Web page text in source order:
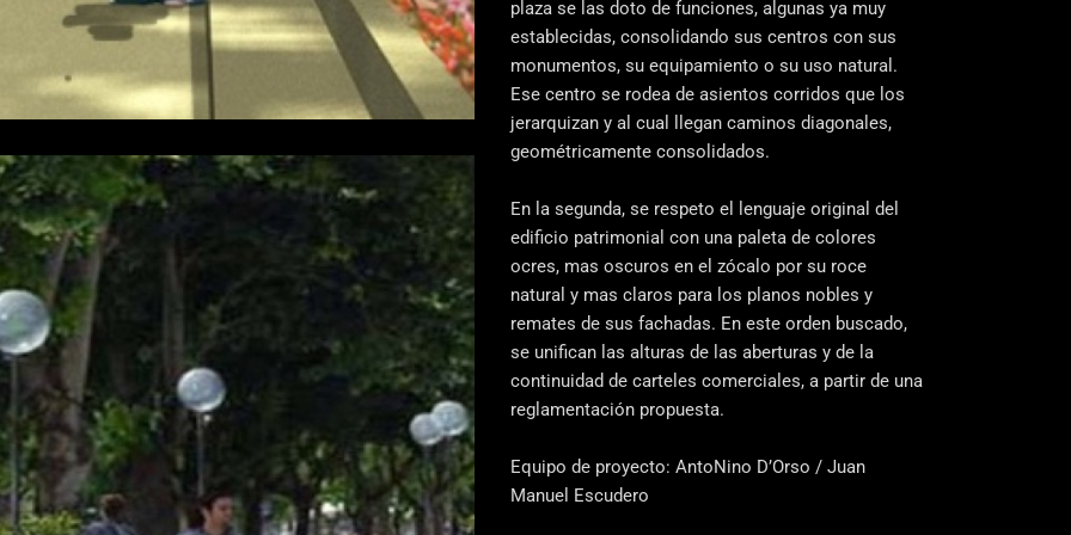
plaza se las doto de funciones, algunas ya muy
establecidas, consolidando sus centros con sus
monumentos, su equipamiento o su uso natural.
Ese centro se rodea de asientos corridos que los
jerarquizan y al cual llegan caminos diagonales,
geométricamente consolidados.
En la segunda, se respeto el lenguaje original del
edificio patrimonial con una paleta de colores
ocres, mas oscuros en el zócalo por su roce
natural y mas claros para los planos nobles y
remates de sus fachadas. En este orden buscado,
se unifican las alturas de las aberturas y de la
continuidad de carteles comerciales, a partir de una
reglamentación propuesta.
Equipo de proyecto: AntoNino D’Orso / Juan
Manuel Escudero